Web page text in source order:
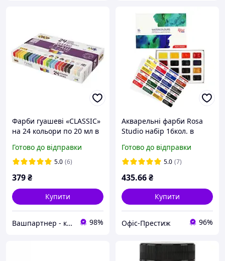
Фарби гуашеві «CLASSIC»
на 24 кольори по 20 мл в
ZiBi
Готово до відправки
5.0 (6)
379₴
Купити
Вашпартнер - канцтовари, іграшки та дитяча книга, побутова хімія 98%
Акварельні фарби Rosa
Studio набір 16кол. в
Готово до відправки
5.0 (7)
435.66₴
Купити
Офіс-Престиж 96%